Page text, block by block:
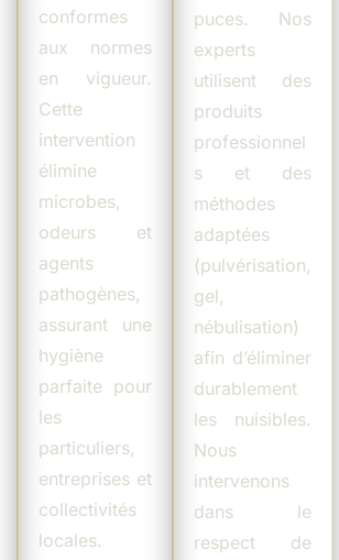
conformes
aux normes
en vigueur.
Cette
intervention
élimine
microbes,
odeurs et
agents
pathogènes,
assurant une
hygiène
parfaite pour
les
particuliers,
entreprises et
collectivités
locales.
puces. Nos
experts
utilisent des
produits
professionnel
s et des
méthodes
adaptées
(pulvérisation,
gel,
nébulisation)
afin d’éliminer
durablement
les nuisibles.
Nous
intervenons
dans le
respect de